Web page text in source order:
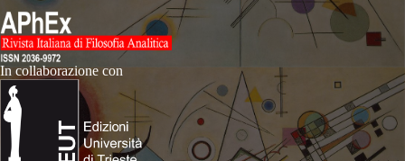
In collaborazione con